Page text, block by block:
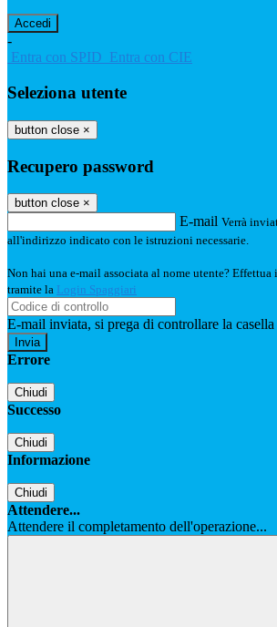
-
Entra con SPID Entra con CIE
Seleziona utente
button close ×
Recupero password
button close ×
E-mail Verrà
all'indirizzo indicato con le istruzioni necessarie.
Non hai una e-mail associata al nome utente? Effettua
tramite la Login Spaggiari
E-mail inviata, si prega di controllare la
Errore
Chiudi
Successo
Chiudi
Informazione
Chiudi
Attendere...
Attendere il completamento dell'operazione...